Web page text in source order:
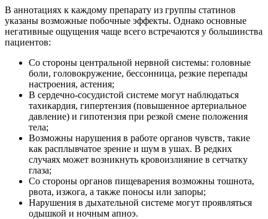
В аннотациях к каждому препарату из группы статинов
указаны возможные побочные эффекты. Однако основные
негативные ощущения чаще всего встречаются у большинства
пациентов:
Со стороны центральной нервной системы: головные
боли, головокружение, бессонница, резкие перепады
настроения, астения;
В сердечно-сосудистой системе могут наблюдаться
тахикардия, гипертензия (повышенное артериальное
давление) и гипотензия при резкой смене положения
тела;
Возможны нарушения в работе органов чувств, такие
как расплывчатое зрение и шум в ушах. В редких
случаях может возникнуть кровоизлияние в сетчатку
глаза;
Со стороны органов пищеварения возможны тошнота,
рвота, изжога, а также поносы или запоры;
Нарушения в дыхательной системе могут проявляться
одышкой и ночным апноэ.